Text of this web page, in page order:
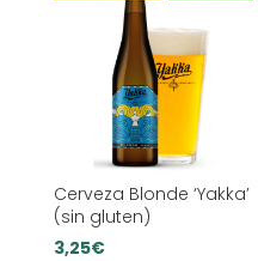
Cerveza Blonde ‘Yakka’
(sin gluten)
3,25€